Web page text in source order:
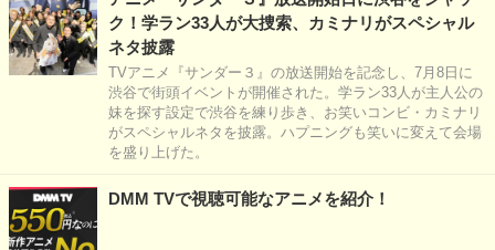
ク！学ラン33人が大捜索、カミナリがスペシャル
ネタ披露
TVアニメ『サンダー３』の放送開始を記念し、7月8日に
渋谷で街頭イベントが開催された。学ラン33人が主人公の
妹を探す設定で渋谷を練り歩き、お笑いコンビ・カミナリ
がスペシャルネタを披露。ハプニングも笑いに変えて会場
を盛り上げた。
DMM TVで視聴可能なアニメを紹介！